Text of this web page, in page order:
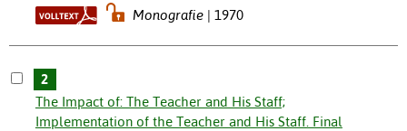
Monografie
1970
2
The Impact of: The Teacher and His Staff;
Implementation of the Teacher and His Staff. Final